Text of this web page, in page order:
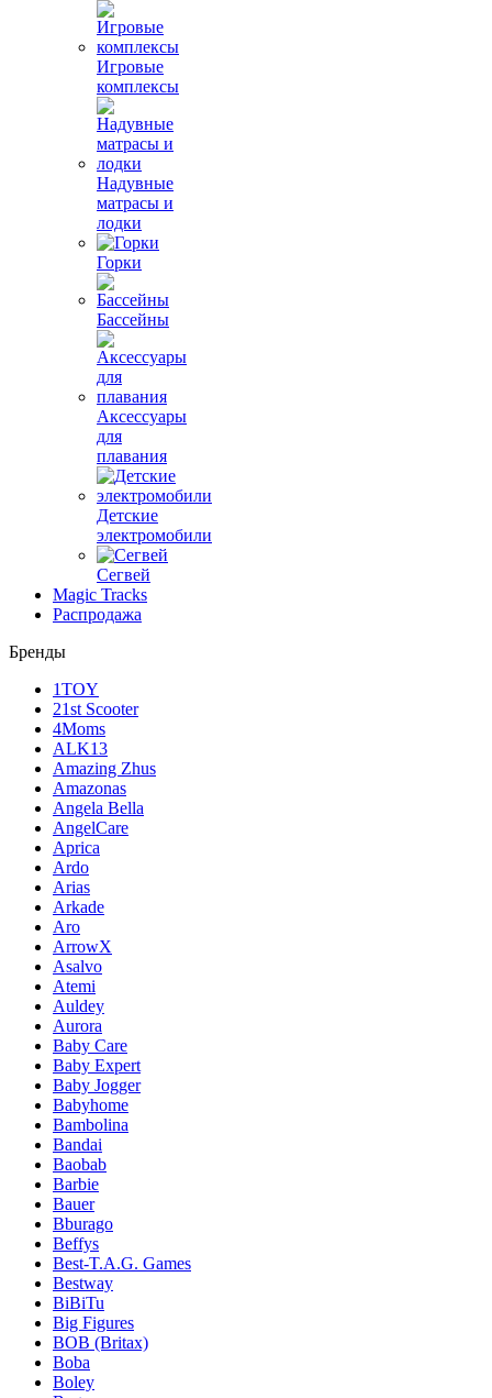
Игровые
комплексы
Надувные
матрасы и
лодки
Горки
Бассейны
Аксессуары
для
плавания
Детские
электромобили
Сегвей
Magic Tracks
Распродажа
Бренды
1TOY
21st Scooter
4Moms
ALK13
Amazing Zhus
Amazonas
Angela Bella
AngelCare
Aprica
Ardo
Arias
Arkade
Aro
ArrowX
Asalvo
Atemi
Auldey
Aurora
Baby Care
Baby Expert
Baby Jogger
Babyhome
Bambolina
Bandai
Baobab
Barbie
Bauer
Bburago
Beffys
Best-T.A.G. Games
Bestway
BiBiTu
Big Figures
BOB (Britax)
Boba
Boley